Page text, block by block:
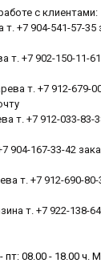
с клиентами:
т. +7 904-541-57-
т. +7 902-150-11-
т. +7 912-679-
т. +7 912-033-83-
904-167-33-42
т. +7 912-690-80-
т. +7 922-138-
08.00 - 18.00 ч.